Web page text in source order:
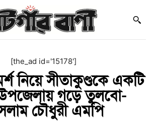
[the_ad id='15178']
নিয়ে সীতাকুণ্ডকে একটি
গড়ে তুলবো-
চৌধুরী এমপি